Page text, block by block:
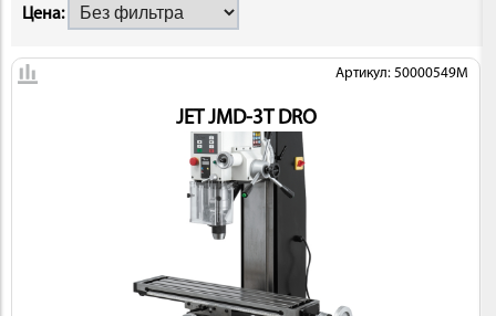
ДЕРЕВООБРАБОТКА
Цена:
Артикул: 50000549M
JET JMD-3T DRO